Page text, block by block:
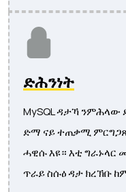
ድሕንነት
MySQL ዳታኻ ንምሕላው
ድማ ናይ ተጠቃሚ
ሓዊሱ እዩ። እቲ ግራኑላር
ጥራይ ስሱዕ ዳታ ክረኽቡ